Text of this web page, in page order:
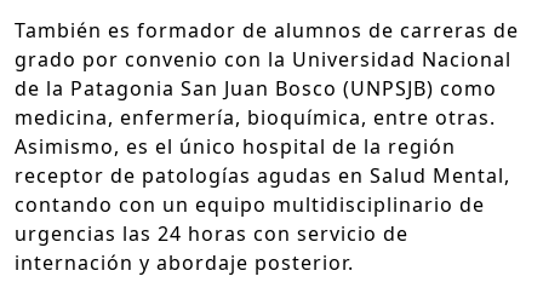
También es formador de alumnos de carreras de
grado por convenio con la Universidad Nacional
de la Patagonia San Juan Bosco (UNPSJB) como
medicina, enfermería, bioquímica, entre otras.
Asimismo, es el único hospital de la región
receptor de patologías agudas en Salud Mental,
contando con un equipo multidisciplinario de
urgencias las 24 horas con servicio de
internación y abordaje posterior.